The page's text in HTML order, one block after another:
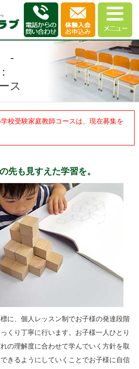
-
ス
校受験家庭教師コースは、現在募集を
先も見すえた学習を。
に、個人レッスン制でお子様の発達段階
くり丁寧に行います。お子様一人ひとり
の理解度に合わせて学んでいく方針を取
きるようにしていくことでお子様に自信